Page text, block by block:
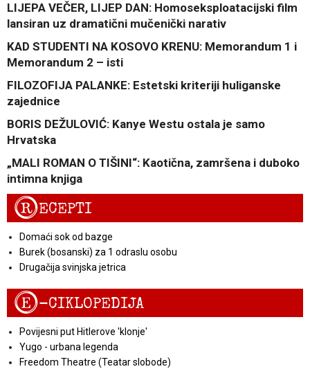
LIJEPA VEČER, LIJEP DAN: Homoseksploatacijski film
lansiran uz dramatični mučenički narativ
KAD STUDENTI NA KOSOVO KRENU: Memorandum 1 i
Memorandum 2 – isti
FILOZOFIJA PALANKE: Estetski kriteriji huliganske
zajednice
BORIS DEŽULOVIĆ: Kanye Westu ostala je samo
Hrvatska
„MALI ROMAN O TIŠINI“: Kaotična, zamršena i duboko
intimna knjiga
RECEPTI
Domaći sok od bazge
Burek (bosanski) za 1 odraslu osobu
Drugačija svinjska jetrica
E-CIKLOPEDIJA
Povijesni put Hitlerove 'klonje'
Yugo - urbana legenda
Freedom Theatre (Teatar slobode)